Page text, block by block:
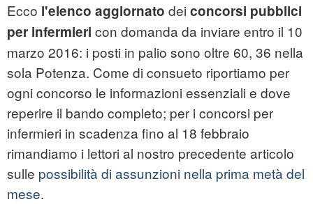
Ecco l'elenco aggiornato dei concorsi pubblici
per infermieri con domanda da inviare entro il 10
marzo 2016: i posti in palio sono oltre 60, 36 nella
sola Potenza. Come di consueto riportiamo per
ogni concorso le informazioni essenziali e dove
reperire il bando completo; per i concorsi per
infermieri in scadenza fino al 18 febbraio
rimandiamo i lettori al nostro precedente articolo
sulle possibilità di assunzioni nella prima metà del
mese.